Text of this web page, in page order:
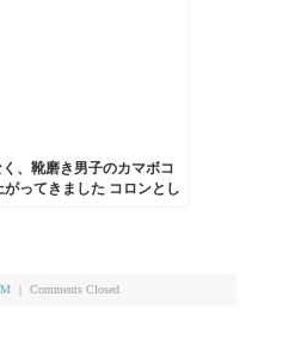
、靴磨き男子のカマボコ
ってきました︎ コロンとし
元くら部 #ありがとうご
Comments Closed